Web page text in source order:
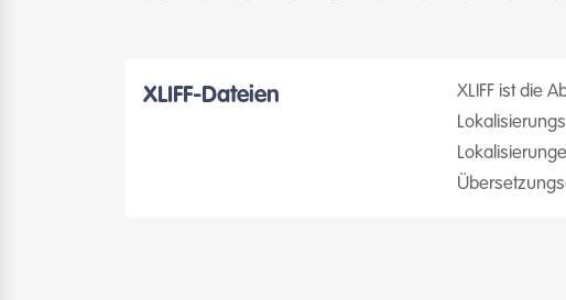
XLIFF-Dateien
XLIFF ist die